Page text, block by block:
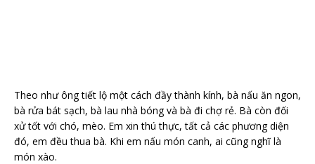
Theo như ông tiết lộ một cách đầy thành kính, bà nấu ăn ngon,
bà rửa bát sạch, bà lau nhà bóng và bà đi chợ rẻ. Bà còn đối
xử tốt với chó, mèo. Em xin thú thực, tất cả các phương diện
đó, em đều thua bà. Khi em nấu món canh, ai cũng nghĩ là
món xào.